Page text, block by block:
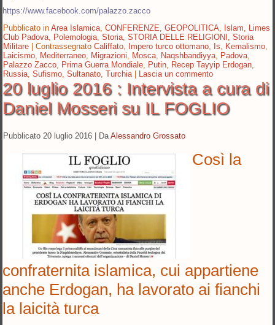
https://www.facebook.com/palazzo.zacco
Pubblicato in Area Islamica,CONFERENZE,GEOPOLITICA, Islam, Limes
Club Padova, Polemologia,Storia,STORIA DELLE RELIGIONI ,Storia
Militare |Contrassegnato Califfato, Impero turco ottomano, Is, Kemalismo,
Laicismo, Mediterraneo, Migrazioni, Mosca, Naqshbandiyya, Padova,
Palazzo Zacco, Prima Guerra Mondiale, Putin, Recep Tayyip Erdogan,
Russia,Sufismo,Sultanato,Turchia| Lascia un commento
20 luglio 2016 : Intervista a cura di
Daniel Mosseri su IL FOGLIO
Pubblicato 20 luglio 2016 Da Alessandro Grossato
Così la
confraternita islamica, cui appartiene
anche Erdogan, ha lavorato ai fianchi
la laicità turca